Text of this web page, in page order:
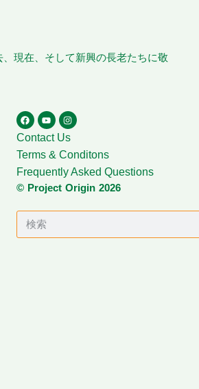
現在、そして新興の長老たちに敬
Contact Us
Terms & Conditons
Frequently Asked Questions
© Project Origin 2026